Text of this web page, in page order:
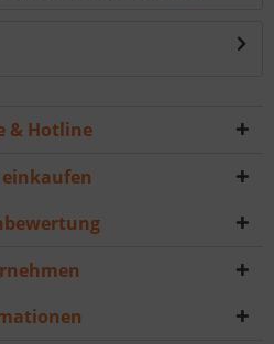
& Hotline
einkaufen